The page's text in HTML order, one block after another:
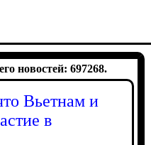
новостей: 697268.
Вьетнам и
в